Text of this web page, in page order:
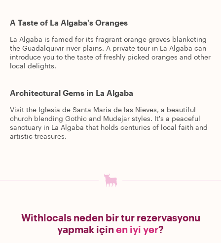
A Taste of La Algaba's Oranges
La Algaba is famed for its fragrant orange groves blanketing
the Guadalquivir river plains. A private tour in La Algaba can
introduce you to the taste of freshly picked oranges and other
local delights.
Architectural Gems in La Algaba
Visit the Iglesia de Santa María de las Nieves, a beautiful
church blending Gothic and Mudejar styles. It's a peaceful
sanctuary in La Algaba that holds centuries of local faith and
artistic treasures.
Withlocals neden bir tur rezervasyonu
yapmak için en iyi yer?